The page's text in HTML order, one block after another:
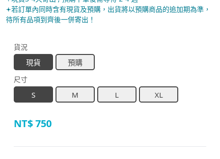
𖥔若訂單內同時含有現貨及預購，出貨將以預購商品的追加期為準，
待所有品項到齊後一併寄出！
貨況
現貨 預購
尺寸
S M L XL
NT$750